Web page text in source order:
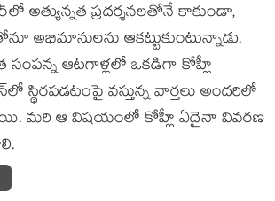
అత్యున్నత ప్రదర్శనలతోనే కాకుండా,
అభిమానులను ఆకట్టుకుంటున్నాడు.
సంపన్న ఆటగాళ్లలో ఒకడిగా కోహ్లీ
స్థిరపడటంపై వస్తున్న వార్తలు అందరిలో
మరి ఆ విషయంలో కోహ్లీ ఏదైనా వివరణ